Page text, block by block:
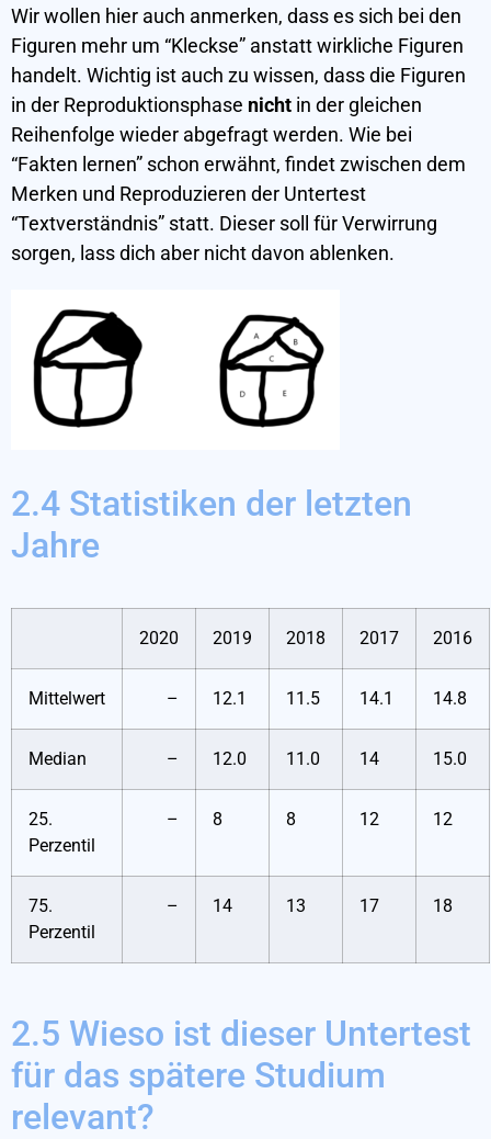
Wir wollen hier auch anmerken, dass es sich bei den
Figuren mehr um “Kleckse” anstatt wirkliche Figuren
handelt. Wichtig ist auch zu wissen, dass die Figuren
in der Reproduktionsphase nicht in der gleichen
Reihenfolge wieder abgefragt werden. Wie bei
“Fakten lernen” schon erwähnt, findet zwischen dem
Merken und Reproduzieren der Untertest
“Textverständnis” statt. Dieser soll für Verwirrung
sorgen, lass dich aber nicht davon ablenken.
2.4 Statistiken der letzten
Jahre
2020 2019 2018 2017 2016
Mittelwert – 12.1 11.5 14.1 14.8
Median – 12.0 11.0 14 15.0
25.
Perzentil
– 8 8 12 12
75.
Perzentil
– 14 13 17 18
2.5 Wieso ist dieser Untertest
für das spätere Studium
relevant?